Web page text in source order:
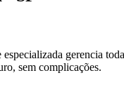
gerencia
sem complicações.